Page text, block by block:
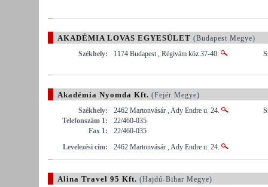
AKADÉMIA LOVAS EGYESÜLET (Budapest Megye)
Székhely:
1174 Budapest , Régivám köz 37-40.
Akadémia Nyomda Kft. (Fejér Megye)
Székhely:
2462 Martonvásár , Ady Endre u. 24.
Telefonszám 1:
22/460-035
Fax 1:
22/460-035
Levelezési cím:
2462 Martonvásár , Ady Endre u. 24.
Alina Travel 95 Kft. (Hajdú-Bihar Megye)